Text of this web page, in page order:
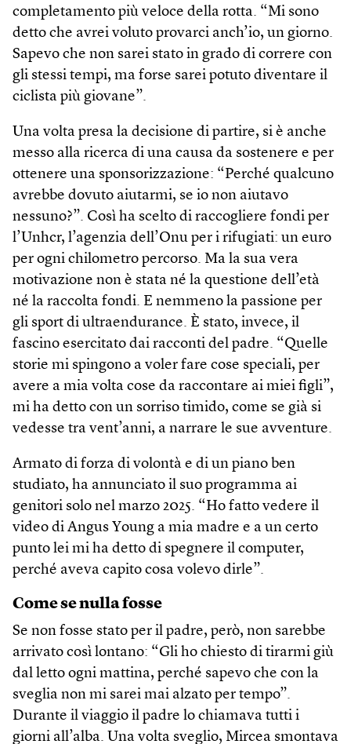
completamento più veloce della rotta. “Mi sono
detto che avrei voluto provarci anch’io, un giorno.
Sapevo che non sarei stato in grado di correre con
gli stessi tempi, ma forse sarei potuto diventare il
ciclista più giovane”.
Una volta presa la decisione di partire, si è anche
messo alla ricerca di una causa da sostenere e per
ottenere una sponsorizzazione: “Perché qualcuno
avrebbe dovuto aiutarmi, se io non aiutavo
nessuno?”. Così ha scelto di raccogliere fondi per
l’Unhcr, l’agenzia dell’Onu per i rifugiati: un euro
per ogni chilometro percorso. Ma la sua vera
motivazione non è stata né la questione dell’età
né la raccolta fondi. E nemmeno la passione per
gli sport di ultraendurance. È stato, invece, il
fascino esercitato dai racconti del padre. “Quelle
storie mi spingono a voler fare cose speciali, per
avere a mia volta cose da raccontare ai miei figli”,
mi ha detto con un sorriso timido, come se già si
vedesse tra vent’anni, a narrare le sue avventure.
Armato di forza di volontà e di un piano ben
studiato, ha annunciato il suo programma ai
genitori solo nel marzo 2025. “Ho fatto vedere il
video di Angus Young a mia madre e a un certo
punto lei mi ha detto di spegnere il computer,
perché aveva capito cosa volevo dirle”.
Come se nulla fosse
Se non fosse stato per il padre, però, non sarebbe
arrivato così lontano: “Gli ho chiesto di tirarmi giù
dal letto ogni mattina, perché sapevo che con la
sveglia non mi sarei mai alzato per tempo”.
Durante il viaggio il padre lo chiamava tutti i
giorni all’alba. Una volta sveglio, Mircea smontava